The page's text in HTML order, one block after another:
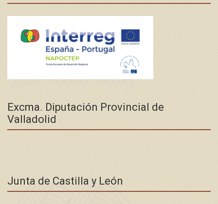
Excma. Diputación Provincial de
Valladolid
Junta de Castilla y León